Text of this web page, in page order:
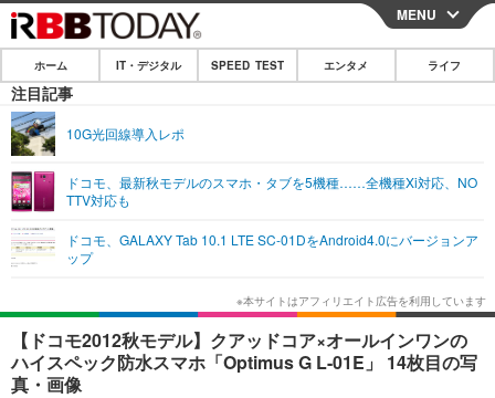
CLOSE
ホーム
IT・デジタル
ネタ
ショッピング その他
エンタメ
エンタメTOP
韓国・芸能
音楽 スポーツ
ライフ
ライフTOP グルメ
ペット ショッピング
リリース一覧
プッシュ通知の停止方法
MENU
ホーム IT・デジタル SPEED TEST エンタメ ライフ
注目記事
10G光回線導入レポ
ドコモ、最新秋モデルのスマホ・タブを5機種……全機種Xi対応、NO
TTV対応も
ドコモ、GALAXY Tab 10.1 LTE SC-01DをAndroid4.0にバージョンア
ップ
【ドコモ2012秋モデル】クアッドコア×オールインワンの
ハイスペック防水スマホ「Optimus G L-01E」 14枚目の写
真・画像